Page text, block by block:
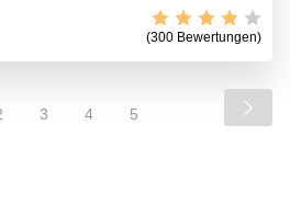
(300 Bewertungen)
3 4 5